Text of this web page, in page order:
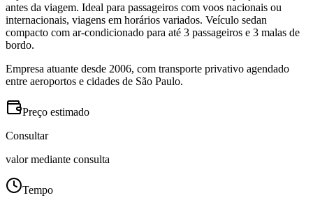
antes da viagem. Ideal para passageiros com voos nacionais ou
internacionais, viagens em horários variados. Veículo sedan
compacto com ar-condicionado para até 3 passageiros e 3 malas de
bordo.
Empresa atuante desde 2006, com transporte privativo agendado
entre aeroportos e cidades de São Paulo.
Preço estimado
Consultar
valor mediante consulta
Tempo